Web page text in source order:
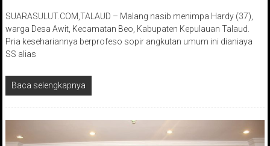
SUARASULUT.COM,TALAUD – Malang nasib menimpa Hardy (37),
warga Desa Awit, Kecamatan Beo, Kabupaten Kepulauan Talaud.
Pria kesehariannya berprofeso sopir angkutan umum ini dianiaya
SS alias
Baca selengkapnya